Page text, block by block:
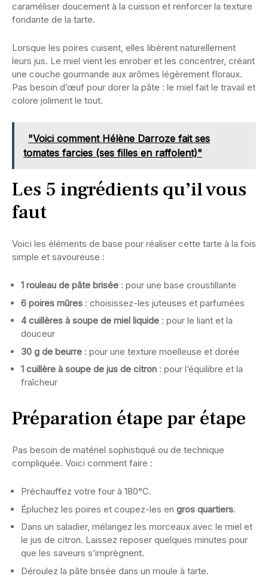
caraméliser doucement à la cuisson et renforcer la texture
fondante de la tarte.
Lorsque les poires cuisent, elles libèrent naturellement
leurs jus. Le miel vient les enrober et les concentrer, créant
une couche gourmande aux arômes légèrement floraux.
Pas besoin d’œuf pour dorer la pâte : le miel fait le travail et
colore joliment le tout.
"Voici comment Hélène Darroze fait ses
tomates farcies (ses filles en raffolent)"
Les 5 ingrédients qu’il vous
faut
Voici les éléments de base pour réaliser cette tarte à la fois
simple et savoureuse :
1 rouleau de pâte brisée : pour une base croustillante
6 poires mûres : choisissez-les juteuses et parfumées
4 cuillères à soupe de miel liquide : pour le liant et la
douceur
30 g de beurre : pour une texture moelleuse et dorée
1 cuillère à soupe de jus de citron : pour l’équilibre et la
fraîcheur
Préparation étape par étape
Pas besoin de matériel sophistiqué ou de technique
compliquée. Voici comment faire :
Préchauffez votre four à 180°C.
Épluchez les poires et coupez-les en gros quartiers.
Dans un saladier, mélangez les morceaux avec le miel et
le jus de citron. Laissez reposer quelques minutes pour
que les saveurs s’imprègnent.
Déroulez la pâte brisée dans un moule à tarte.